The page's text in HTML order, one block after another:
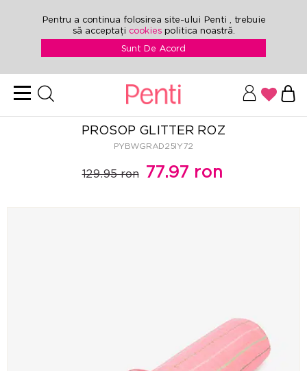
Pentru a continua folosirea site-ului Penti , trebuie
să acceptați cookies politica noastră.
Sunt De Acord
PROSOP GLITTER ROZ
PYBWGRAD25IY72
129.95 ron 77.97 ron